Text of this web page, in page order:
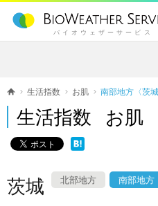
バイオウェザーサービス
生活指数 お肌 南部地方〈茨城
生活指数 お肌
茨城 北部地方 南部地方